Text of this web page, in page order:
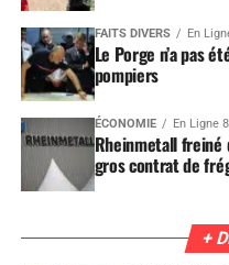
FAITS DIVERS En
Le Porge n’a pas
pompiers
ÉCONOMIE En Ligne
Rheinmetall freiné
gros contrat de
+